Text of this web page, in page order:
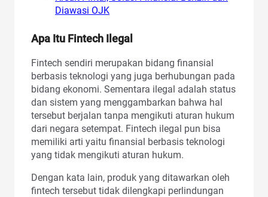
Diawasi OJK
Apa Itu Fintech Ilegal
Fintech sendiri merupakan bidang finansial
berbasis teknologi yang juga berhubungan pada
bidang ekonomi. Sementara ilegal adalah status
dan sistem yang menggambarkan bahwa hal
tersebut berjalan tanpa mengikuti aturan hukum
dari negara setempat. Fintech ilegal pun bisa
memiliki arti yaitu finansial berbasis teknologi
yang tidak mengikuti aturan hukum.
Dengan kata lain, produk yang ditawarkan oleh
fintech tersebut tidak dilengkapi perlindungan